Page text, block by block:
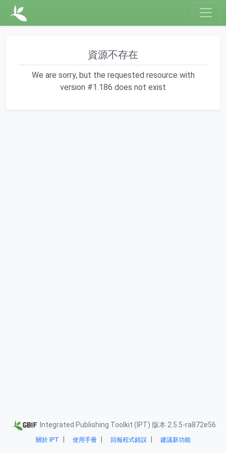
資源不存在
We are sorry, but the requested resource with
version #1.186 does not exist
Integrated Publishing Toolkit (IPT) 版本 2.5.5-ra872e56
關於 IPT 使用手冊 回報程式錯誤 建議新功能